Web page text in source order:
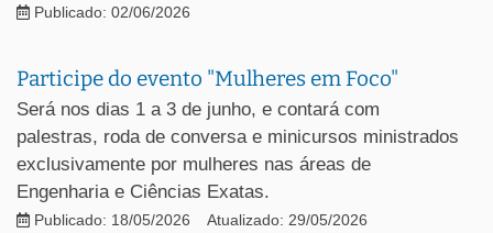
Publicado: 02/06/2026
Participe do evento "Mulheres em Foco"
Será nos dias 1 a 3 de junho, e contará com
palestras, roda de conversa e minicursos ministrados
exclusivamente por mulheres nas áreas de
Engenharia e Ciências Exatas.
Publicado: 18/05/2026 Atualizado: 29/05/2026